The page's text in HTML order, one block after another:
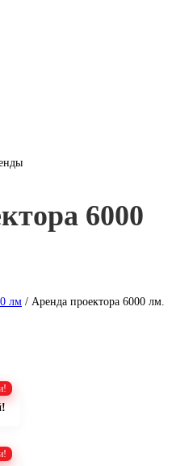
6000
лм / Аренда проектора 6000 лм.